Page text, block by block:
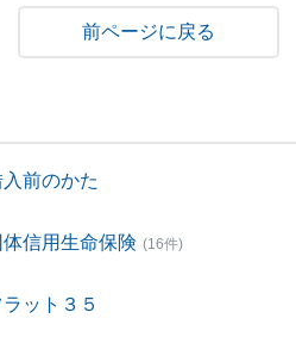
戻る
前のかた
体信用生命保険 (16件)
ラット３５